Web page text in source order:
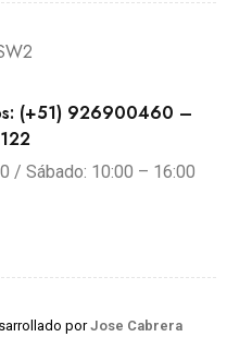
(+51) 926900460 –
/ Sábado: 10:00 – 16:00
por Jose Cabrera